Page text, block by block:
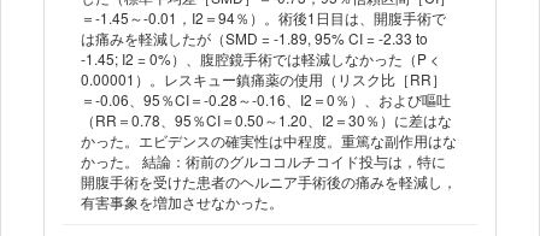
＝-1.45～-0.01，I2＝94％）。術後1日目は、開腹手術で
は痛みを軽減したが（SMD = -1.89, 95% CI = -2.33 to
-1.45; I2 = 0%）、腹腔鏡手術では軽減しなかった（P <
0.00001）。レスキュー鎮痛薬の使用（リスク比［RR］
＝-0.06、95％CI＝-0.28～-0.16、I2＝0％）、および嘔吐
（RR＝0.78、95％CI＝0.50～1.20、I2＝30％）に差はな
かった。エビデンスの確実性は中程度。重篤な副作用はな
かった。 結論：術前のグルココルチコイド投与は，特に
開腹手術を受けた患者のヘルニア手術後の痛みを軽減し，
有害事象を増加させなかった。